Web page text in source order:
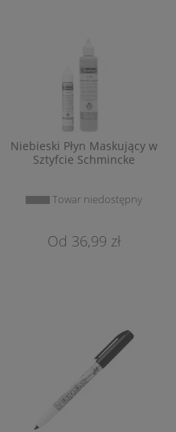
Niebieski Płyn Maskujący w
Sztyfcie Schmincke
Towar niedostępny
36,99 zł